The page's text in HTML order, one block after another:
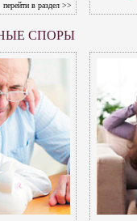
перейти в раздел >>
СПОРЫ